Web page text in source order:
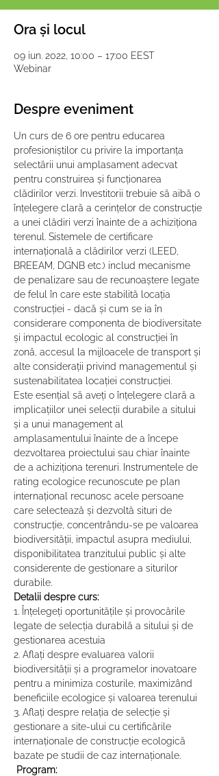
Ora și locul
09 iun. 2022, 10:00 – 17:00 EEST
Webinar
Despre eveniment
Un curs de 6 ore pentru educarea
profesioniștilor cu privire la importanța
selectării unui amplasament adecvat
pentru construirea și funcționarea
clădirilor verzi. Investitorii trebuie să aibă o
înțelegere clară a cerințelor de construcție
a unei clădiri verzi înainte de a achiziționa
terenul. Sistemele de certificare
internațională a clădirilor verzi (LEED,
BREEAM, DGNB etc.) includ mecanisme
de penalizare sau de recunoaștere legate
de felul în care este stabilită locația
construcției - dacă și cum se ia în
considerare componenta de biodiversitate
și impactul ecologic al construcției în
zonă, accesul la mijloacele de transport și
alte considerații privind managementul și
sustenabilitatea locației construcției.
Este esențial să aveți o înțelegere clară a
implicațiilor unei selecții durabile a sitului
și a unui management al
amplasamentului înainte de a începe
dezvoltarea proiectului sau chiar înainte
de a achiziționa terenuri. Instrumentele de
rating ecologice recunoscute pe plan
internațional recunosc acele persoane
care selectează și dezvoltă situri de
construcție, concentrându-se pe valoarea
biodiversității, impactul asupra mediului,
disponibilitatea tranzitului public și alte
considerente de gestionare a siturilor
durabile.
Detalii despre curs:
1. Înțelegeți oportunitățile și provocările
legate de selecția durabilă a sitului și de
gestionarea acestuia
2. Aflați despre evaluarea valorii
biodiversității și a programelor inovatoare
pentru a minimiza costurile, maximizând
beneficiile ecologice și valoarea terenului
3. Aflați despre relația de selecție și
gestionare a site-ului cu certificările
internaționale de construcție ecologică
bazate pe studii de caz internaționale.
Program: